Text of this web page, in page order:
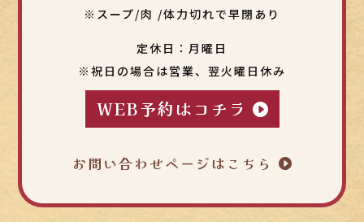
※スープ/肉 /体力切れで早閉あり
定休日： 月曜日
※祝日の場合は営業、翌火曜日休み
WEB予約はコチラ
お問い合わせページはこちら